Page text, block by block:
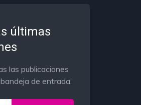
últimas
las publicaciones
de entrada.